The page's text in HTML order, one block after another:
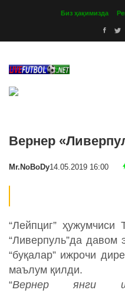
Биз ҳақимизда
Вернер
Mr.NoBoDy14.05.2019 16:00
“Лейпциг”
“Ливерпуль”да давом
“буқалар” ижрочи
маълум қилди.
“Вернерянги